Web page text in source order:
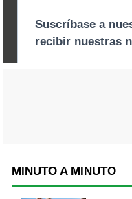
MINUTO A MINUTO